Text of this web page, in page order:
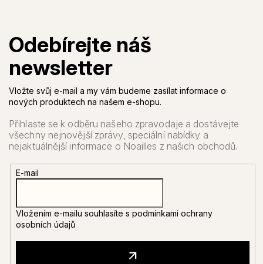
Vložte svůj e-mail a my vám budeme zasílat informace o
nových produktech na našem e-shopu.
E-mail
Vložením e-mailu souhlasíte s podmínkami ochrany
osobních údajů